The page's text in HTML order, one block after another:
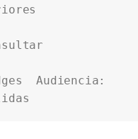
Audiencia: